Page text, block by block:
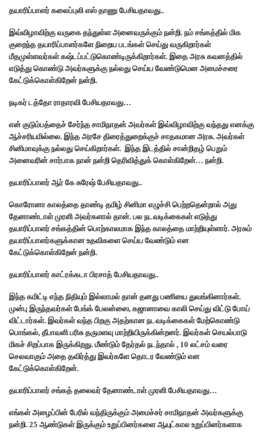
தயாரிப்பாளர் கலைப்புலி எஸ் தாணு பேசியதாவது..
இவ்விழாவிற்கு வருகை தந்துள்ள அனைவருக்கும் நன்றி. நம் சங்கத்தில் மிக
குறைந்த தயாரிப்பாளர்களே நிறைய படங்கள் செய்து வருகிறார்கள்
மீதமுள்ளவர்கள் கஷ்டப்பட்டுகொண்டிருக்கிறார்கள். இதை அரசு கவனத்தில்
எடுத்து கொண்டு அவர்களுக்கு நல்லது செய்ய வேண்டுமென அமைச்சரை
கேட்டுக்கொள்கிறேன் நன்றி.
நடிகர் டத்தோ ராதாரவி பேசியதாவது…
என் குடும்பத்தைச் சேர்ந்த சாமிநாதன் அவர்கள் இவ்விழாவிற்கு வந்தது எனக்கு
ஆச்சரியமில்லை. இந்த அரசே திரைத்துறைக்குச் சாதகமான அரசு. அவர்கள்
சினிமாவுக்கு நல்லது செய்கிறார்கள். இந்த இடத்தில் சான்றிதழ் பெறும்
அனைவரின் சார்பாக நான் நன்றி தெரிவித்துக் கொள்கிறேன்… நன்றி.
தயாரிப்பாளர் ஆர் கே சுரேஷ் பேசியதாவது..
கொரோனா காலத்தை தாண்டி தமிழ் சினிமா எழுச்சி பெற்றதென்றால் அது
தேனாண்டாள் முரளி அவர்களால் தான். பல நடவடிக்கைகள் எடுத்து
தயாரிப்பாளர் சங்கத்தின் பொற்காலமாக இந்த காலத்தை மாற்றியுள்ளார். அரசும்
தயாரிப்பாளர்களுக்கான உதவிகளை செய்ய வேண்டும் என
கேட்டுக்கொள்கிறேன் நன்றி.
தயாரிப்பாளர் காட்ரக்கடா பிரசாத் பேசியதாவது..
இந்த கமிட்டி எந்த நிதியும் இல்லாமல் தான் தனது பணியை துவங்கினார்கள்.
முன்பு இருந்தவர்கள் பேங்க் பேலன்ஸை, கஜானாவை காலி செய்து விட்டு போய்
விட்டார்கள். இவர்கள் வந்த பிறகு அதற்கான நடவடிக்கைகள் மேற்கொண்டு
பொங்கல், தீபாவளி பரிசு தருமளவு மாற்றியிருக்கின்றனர். இவர்கள் செயல்பாடு
மிகச் சிறப்பாக இருக்கிறது. மீண்டும் தேர்தல் நடந்தால் , 10 லட்சம் வரை
செலவாகும் அதை தவிர்த்து இவர்களே தொடர வேண்டும் என
கேட்டுக்கொள்கிறேன்.
தயாரிப்பாளர் சங்கத் தலைவர் தேனாண்டாள் முரளி பேசியதாவது…
எங்கள் அழைப்பின் பேரில் வந்திருக்கும் அமைச்சர் சாமிநாதன் அவர்களுக்கு
நன்றி. 25 ஆண்டுகள் இருக்கும் உறுப்பினர்களை ஆயுட்கால உறுப்பினர்களாக